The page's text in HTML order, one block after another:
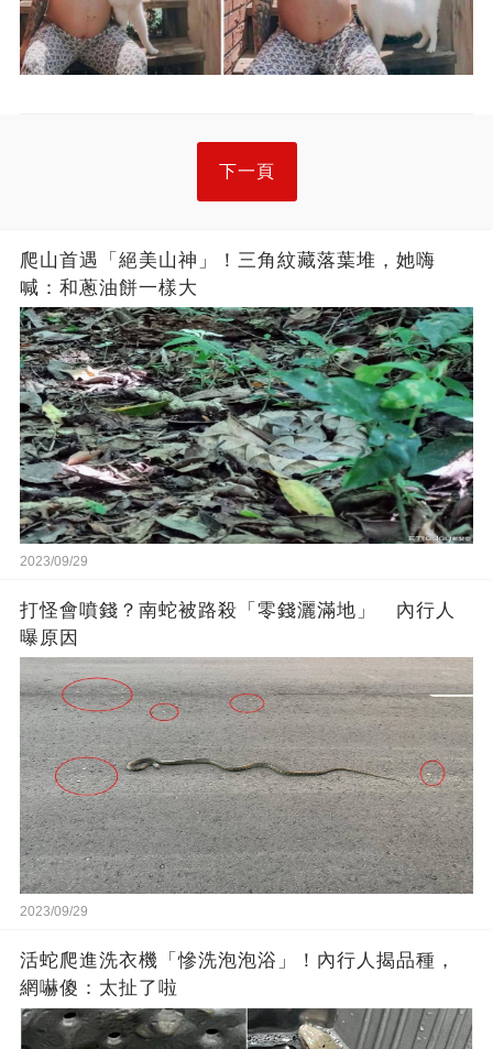
下一頁
爬山首遇「絕美山神」！三角紋藏落葉堆，她嗨
喊：和蔥油餅一樣大
2023/09/29
打怪會噴錢？南蛇被路殺「零錢灑滿地」 內行人
曝原因
2023/09/29
活蛇爬進洗衣機「慘洗泡泡浴」！內行人揭品種，
網嚇傻：太扯了啦